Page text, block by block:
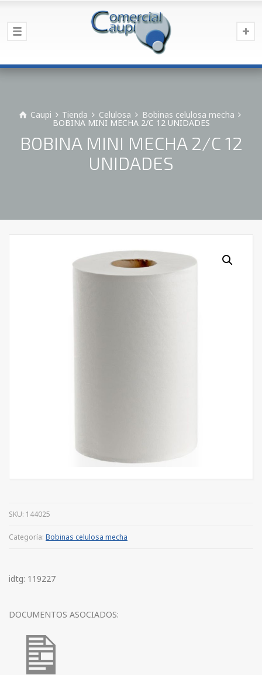
Caupi Tienda Celulosa Bobinas celulosa mecha
BOBINA MINI MECHA 2/C 12 UNIDADES
BOBINA MINI MECHA 2/C 12
UNIDADES
SKU: 144025
Categoría: Bobinas celulosa mecha
idtg: 119227
DOCUMENTOS ASOCIADOS: